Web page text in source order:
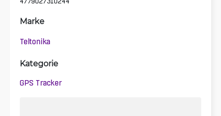
Marke
Teltonika
Kategorie
GPS Tracker